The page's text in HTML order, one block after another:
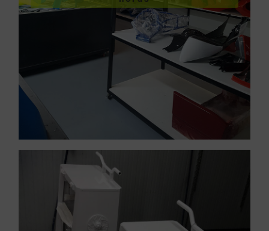
Servicios urgentes,